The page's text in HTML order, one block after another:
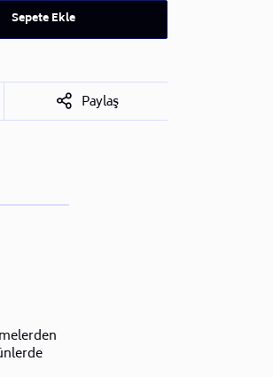
Sepete Ekle
Paylaş